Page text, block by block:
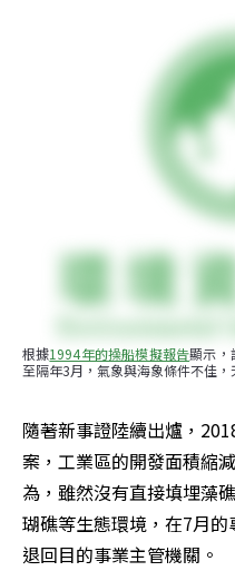
根據1994年的操船模擬報告顯示，
至隔年3月，氣象與海象條件不佳
隨著新事證陸續出爐，
案，工業區的開發面積縮
為，雖然沒有直接填埋藻
瑚礁等生態環境，在7月
退回目的事業主管機關。